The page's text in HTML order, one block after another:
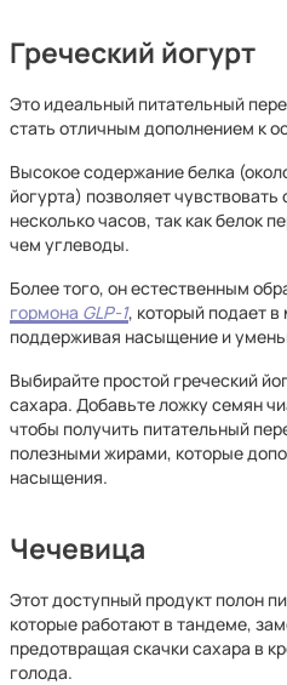
Греческий йогурт
Это идеальный питательный
стать отличным дополнением к
Высокое содержание белка
йогурта) позволяет
несколько часов, так как белок
чем углеводы.
Более того, он естественным
гормона GLP-1, который подает
поддерживая насыщение и
Выбирайте простой греческий
сахара. Добавьте ложку семян
чтобы получить питательный
полезными жирами, которые
насыщения.
Чечевица
Этот доступный продукт полон
которые работают в тандеме,
предотвращая скачки сахара в
голода.